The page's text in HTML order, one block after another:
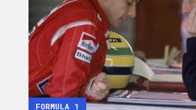
FORMULA 1